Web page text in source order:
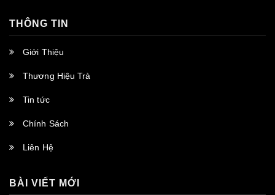
THÔNG TIN
Giới Thiệu
Thương Hiệu Trà
Tin tức
Chính Sách
Liên Hệ
BÀI VIẾT MỚI